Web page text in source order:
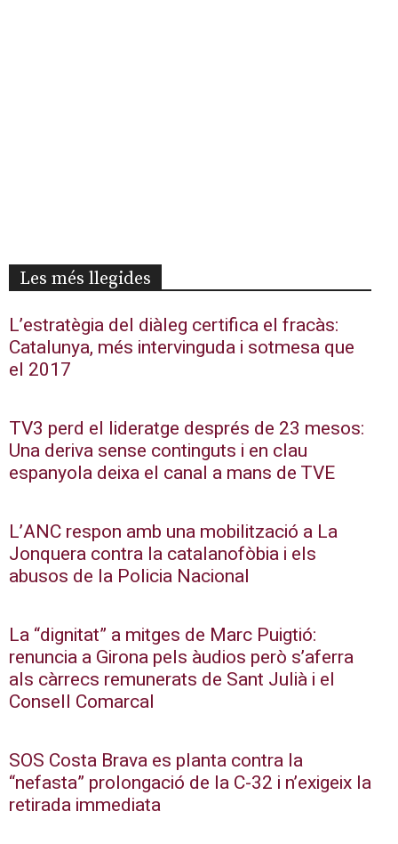
Les més llegides
L’estratègia del diàleg certifica el fracàs:
Catalunya, més intervinguda i sotmesa que
el 2017
TV3 perd el lideratge després de 23 mesos:
Una deriva sense continguts i en clau
espanyola deixa el canal a mans de TVE
L’ANC respon amb una mobilització a La
Jonquera contra la catalanofòbia i els
abusos de la Policia Nacional
La “dignitat” a mitges de Marc Puigtió:
renuncia a Girona pels àudios però s’aferra
als càrrecs remunerats de Sant Julià i el
Consell Comarcal
SOS Costa Brava es planta contra la
“nefasta” prolongació de la C-32 i n’exigeix la
retirada immediata